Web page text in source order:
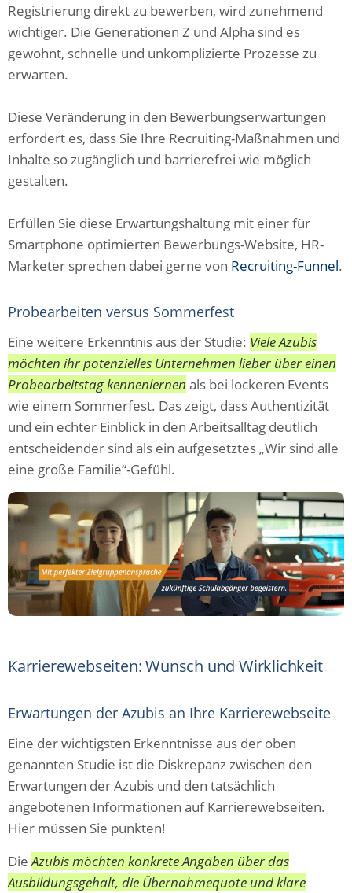
Registrierung direkt zu bewerben, wird zunehmend
wichtiger. Die Generationen Z und Alpha sind es
gewohnt, schnelle und unkomplizierte Prozesse zu
erwarten.
Diese Veränderung in den Bewerbungserwartungen
erfordert es, dass Sie Ihre Recruiting-Maßnahmen und
Inhalte so zugänglich und barrierefrei wie möglich
gestalten.
Erfüllen Sie diese Erwartungshaltung mit einer für
Smartphone optimierten Bewerbungs-Website, HR-
Marketer sprechen dabei gerne von Recruiting-Funnel.
Probearbeiten versus Sommerfest
Eine weitere Erkenntnis aus der Studie: Viele Azubis
möchten ihr potenzielles Unternehmen lieber über einen
Probearbeitstag kennenlernen als bei lockeren Events
wie einem Sommerfest. Das zeigt, dass Authentizität
und ein echter Einblick in den Arbeitsalltag deutlich
entscheidender sind als ein aufgesetztes „Wir sind alle
eine große Familie“-Gefühl.
Karrierewebseiten: Wunsch und Wirklichkeit
Erwartungen der Azubis an Ihre Karrierewebseite
Eine der wichtigsten Erkenntnisse aus der oben
genannten Studie ist die Diskrepanz zwischen den
Erwartungen der Azubis und den tatsächlich
angebotenen Informationen auf Karrierewebseiten.
Hier müssen Sie punkten!
DieAzubis möchten konkrete Angaben über das
Ausbildungsgehalt, die Übernahmequote und klare